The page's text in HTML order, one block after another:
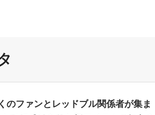
のファンとレッドブル関係者が集ま